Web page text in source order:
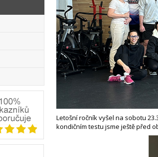
Letošní ročník vyšel na sobotu
kondičním testu jsme ještě před